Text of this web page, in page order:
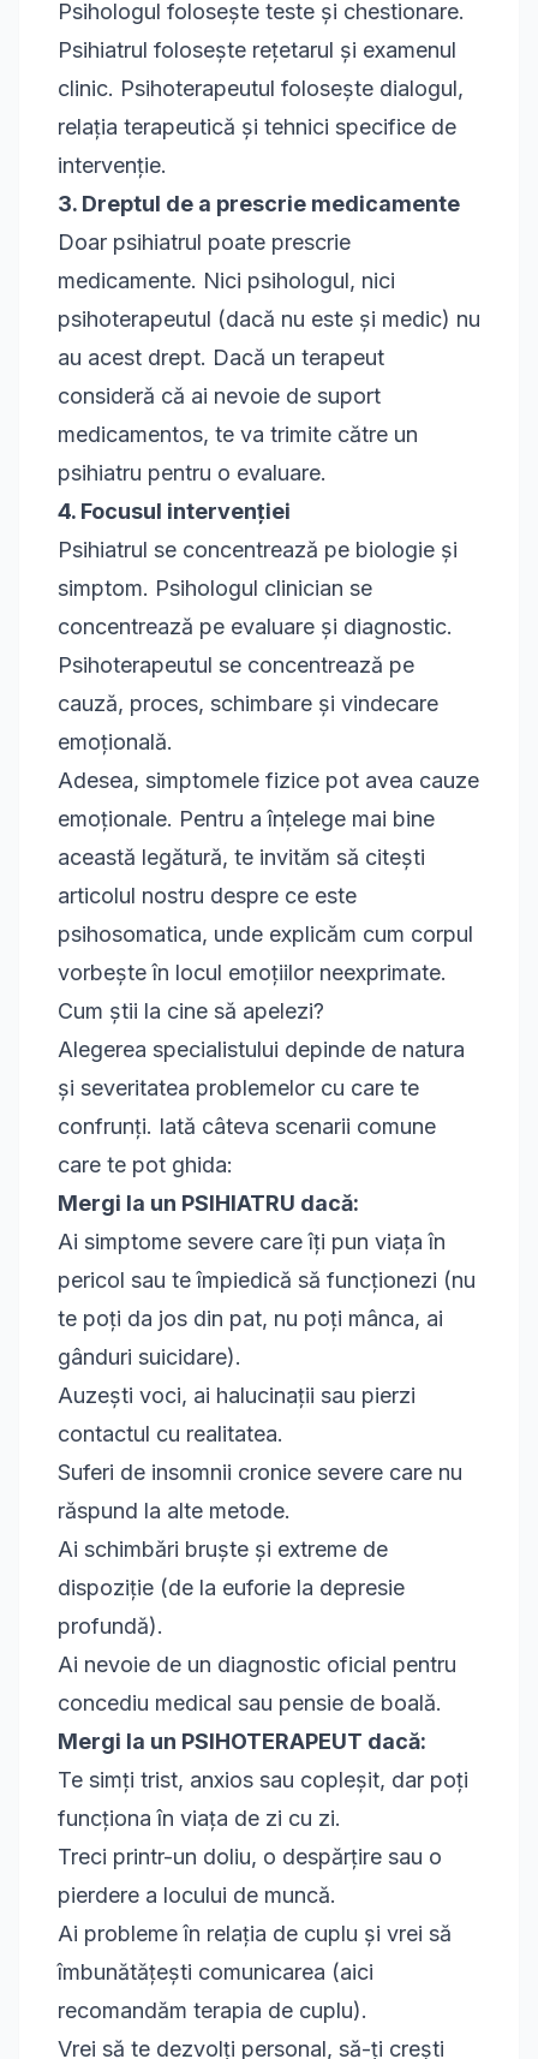
Psihologul folosește teste și chestionare.
Psihiatrul folosește rețetarul și examenul
clinic. Psihoterapeutul folosește dialogul,
relația terapeutică și tehnici specifice de
intervenție.
3. Dreptul de a prescrie medicamente
Doar psihiatrul poate prescrie
medicamente. Nici psihologul, nici
psihoterapeutul (dacă nu este și medic) nu
au acest drept. Dacă un terapeut
consideră că ai nevoie de suport
medicamentos, te va trimite către un
psihiatru pentru o evaluare.
4. Focusul intervenției
Psihiatrul se concentrează pe biologie și
simptom. Psihologul clinician se
concentrează pe evaluare și diagnostic.
Psihoterapeutul se concentrează pe
cauză, proces, schimbare și vindecare
emoțională.
Adesea, simptomele fizice pot avea cauze
emoționale. Pentru a înțelege mai bine
această legătură, te invităm să citești
articolul nostru despre ce este
psihosomatica, unde explicăm cum corpul
vorbește în locul emoțiilor neexprimate.
Cum știi la cine să apelezi?
Alegerea specialistului depinde de natura
și severitatea problemelor cu care te
confrunți. Iată câteva scenarii comune
care te pot ghida:
Mergi la un PSIHIATRU dacă:
Ai simptome severe care îți pun viața în
pericol sau te împiedică să funcționezi (nu
te poți da jos din pat, nu poți mânca, ai
gânduri suicidare).
Auzești voci, ai halucinații sau pierzi
contactul cu realitatea.
Suferi de insomnii cronice severe care nu
răspund la alte metode.
Ai schimbări bruște și extreme de
dispoziție (de la euforie la depresie
profundă).
Ai nevoie de un diagnostic oficial pentru
concediu medical sau pensie de boală.
Mergi la un PSIHOTERAPEUT dacă:
Te simți trist, anxios sau copleșit, dar poți
funcționa în viața de zi cu zi.
Treci printr-un doliu, o despărțire sau o
pierdere a locului de muncă.
Ai probleme în relația de cuplu și vrei să
îmbunătățești comunicarea (aici
recomandăm terapia de cuplu).
Vrei să te dezvolți personal, să-ți crești